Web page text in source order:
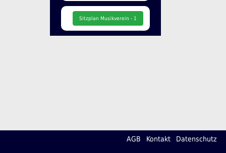
Sitzplan Musikverein - 1
AGB Kontakt Datenschutz